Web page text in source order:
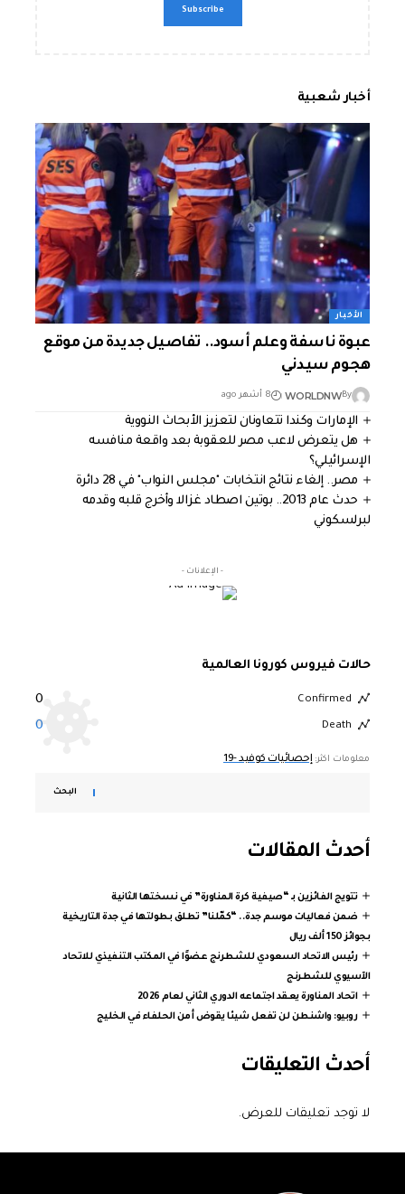
أخبار شعبية
الأخبار
عبوة ناسفة وعلم أسود.. تفاصيل جديدة من موقع
هجوم سيدني
By
WORLDNW 8 أشهر ago
الإمارات وكندا تتعاونان لتعزيز الأبحاث النووية
هل يتعرض لاعب مصر للعقوبة بعد واقعة منافسه
الإسرائيلي؟
مصر.. إلغاء نتائج انتخابات "مجلس النواب" في 28 دائرة
حدث عام 2013.. بوتين اصطاد غزالا وأخرج قلبه وقدمه
لبرلسكوني
- الإعلانات -
حالات فيروس كورونا العالمية
Confirmed
0
Death
0
معلومات اكثر: إحصائيات كوفيد -19
البحث
أحدث المقالات
تتويج الفائزين بـ “صيفية كرة المناورة” في نسختها الثانية
ضمن فعاليات موسم جدة.. “كمّلنا” تطلق بطولتها في جدة التاريخية
بجوائز 150 ألف ريال
رئيس الاتحاد السعودي للشطرنج عضوًا في المكتب التنفيذي للاتحاد
الآسيوي للشطرنج
اتحاد المناورة يعقد اجتماعه الدوري الثاني لعام 2026
روبيو: واشنطن لن تفعل شيئا يقوض أمن الحلفاء في الخليج
أحدث التعليقات
لا توجد تعليقات للعرض.